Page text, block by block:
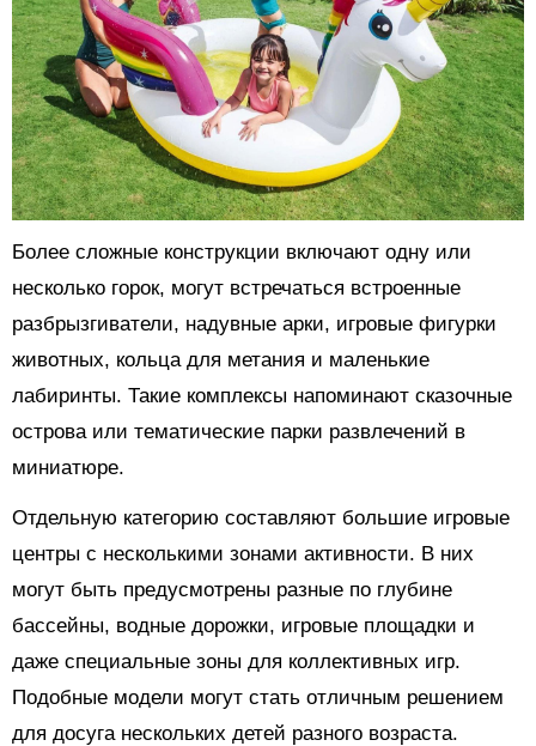
Более сложные конструкции включают одну или
несколько горок, могут встречаться встроенные
разбрызгиватели, надувные арки, игровые фигурки
животных, кольца для метания и маленькие
лабиринты. Такие комплексы напоминают сказочные
острова или тематические парки развлечений в
миниатюре.
Отдельную категорию составляют большие игровые
центры с несколькими зонами активности. В них
могут быть предусмотрены разные по глубине
бассейны, водные дорожки, игровые площадки и
даже специальные зоны для коллективных игр.
Подобные модели могут стать отличным решением
для досуга нескольких детей разного возраста.